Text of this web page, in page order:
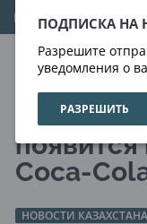
ПОДПИСКА НА
Разрешите
уведомления о
РАЗРЕШИТЬ
07.08.2026 00:00:16
В
Coca-
НОВОСТИ КАЗАХСТАНА